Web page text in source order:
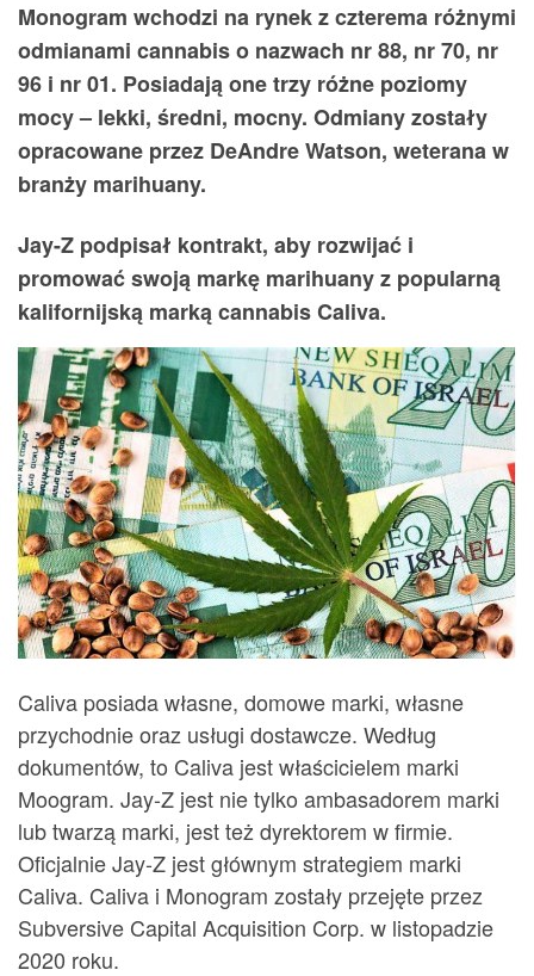
Monogram wchodzi na rynek z czterema różnymi
odmianami cannabis o nazwach nr 88, nr 70, nr
96 i nr 01. Posiadają one trzy różne poziomy
mocy – lekki, średni, mocny. Odmiany zostały
opracowane przez DeAndre Watson, weterana w
branży marihuany.
Jay-Z podpisał kontrakt, aby rozwijać i
promować swoją markę marihuany z popularną
kalifornijską marką cannabis Caliva.
Caliva posiada własne, domowe marki, własne
przychodnie oraz usługi dostawcze. Według
dokumentów, to Caliva jest właścicielem marki
Moogram. Jay-Z jest nie tylko ambasadorem marki
lub twarzą marki, jest też dyrektorem w firmie.
Oficjalnie Jay-Z jest głównym strategiem marki
Caliva. Caliva i Monogram zostały przejęte przez
Subversive Capital Acquisition Corp. w listopadzie
2020 roku.